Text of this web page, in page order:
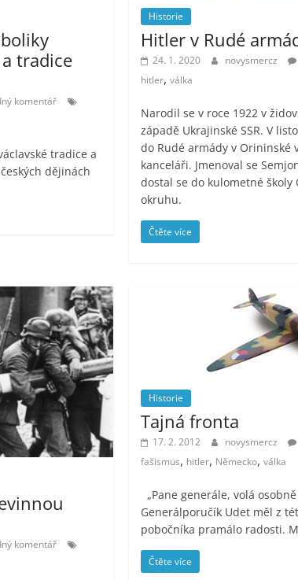
tradice
komentář
tradice a
dějinách
Historie
Hitler v Rudé
24. 1. 2020 novysmercz
hitler,válka
Narodil se v roce 1922 v
západě Ukrajinské SSR. V
do Rudé armády v Orininské
kanceláři. Jmenoval se
dostal se do kulometné školy
okruhu.
Čtěte více
komentář
Historie
Tajná fronta
17. 2. 2012 novysmercz
fašismus, hitler, Německo,válka
„Pane generále, volá
Generálporučík Udet měl z
pobočníka pramálo radosti.
Čtěte více